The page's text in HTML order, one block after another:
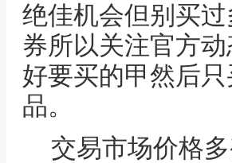
绝佳机会但别买
券所以关注官方
好要买的甲然后
品。
交易市场价格